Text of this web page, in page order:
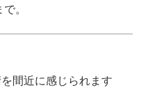
。
間近に感じられます